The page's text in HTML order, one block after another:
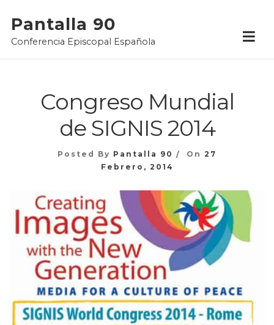
content
Pantalla 90
Conferencia Episcopal Española
Congreso Mundial
de SIGNIS 2014
Posted By Pantalla 90 On 27
Febrero, 2014